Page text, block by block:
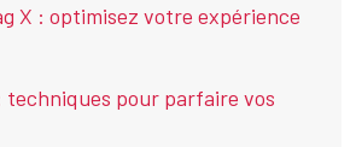
X : optimisez votre expérience
techniques pour parfaire vos